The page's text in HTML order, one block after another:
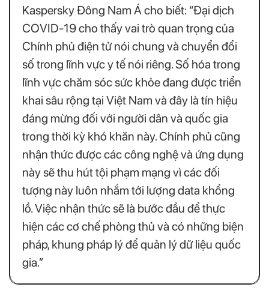
Kaspersky Đông Nam Á cho biết: “Đại dịch
COVID-19 cho thấy vai trò quan trọng của
Chính phủ điện tử nói chung và chuyển đổi
số trong lĩnh vực y tế nói riêng. Số hóa trong
lĩnh vực chăm sóc sức khỏe đang được triển
khai sâu rộng tại Việt Nam và đây là tín hiệu
đáng mừng đối với người dân và quốc gia
trong thời kỳ khó khăn này. Chính phủ cũng
nhận thức được các công nghệ và ứng dụng
này sẽ thu hút tội phạm mạng vì các đối
tượng này luôn nhắm tới lượng data khổng
lồ. Việc nhận thức sẽ là bước đầu để thực
hiện các cơ chế phòng thủ và có những biện
pháp, khung pháp lý để quản lý dữ liệu quốc
gia.”